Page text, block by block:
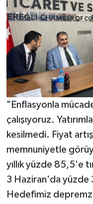
"Enflasyonla
çalışıyoruz.
kesilmedi. Fiyat
memnuniyetle
yıllık yüzde 85,5'e
3 Haziran'da yüzde
Hedefimiz